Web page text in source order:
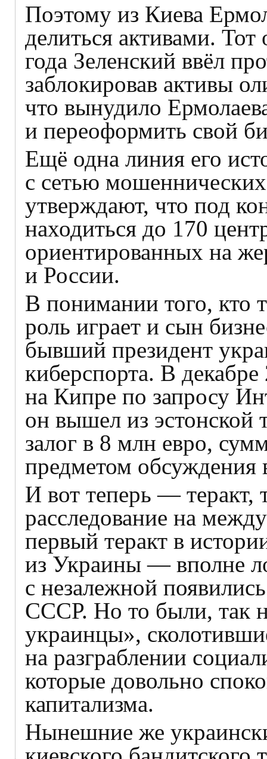
Поэтому из Киева
делиться активами. Тот
года Зеленский ввёл
заблокировав активы
что вынудило
и переоформить свой
Ещё одна линия его
с сетью
утверждают, что под
находиться до 170
ориентированных на
и России.
В понимании того, кто
роль играет и сын
бывший президент
киберспорта. В
на Кипре по запросу
он вышел из
залог в 8 млн евро,
предметом обсуждения
И вот теперь — теракт,
расследование на
первый теракт в
из Украины — вполне
с незалежной
СССР. Но то были, так
украинцы»,
на разграблении
которые довольно
капитализма.
Нынешние же